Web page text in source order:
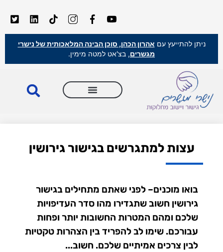
ניתן להתייעץ עם אהרון הכהן, סוכן הבינה המלאכותית של נישרי
מגשרים, בצ'אט למטה מימין.
עצות למתגרשים בגישור גירושין
בואו מוכנים– לפני שאתם מתחילים בגישור
גירושין חשוב שתגדירו מהו סדר העדיפויות
שלכם ומהם המטרות החשובות יותר ופחות
עבורכם. שימו לב להפריד בין הצהרות טקטיות
לבין צרכים אמיתיים שלכם. חשוב...